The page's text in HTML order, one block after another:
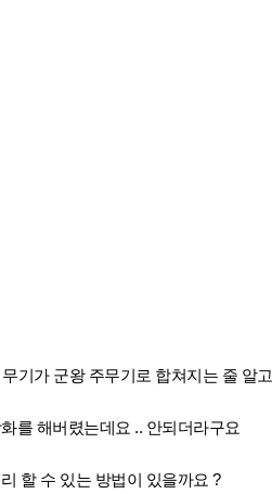
기가 군왕 주무기로 합쳐지는 줄 알고
를 해버렸는데요 .. 안되더라구요
할 수 있는 방법이 있을까요 ?